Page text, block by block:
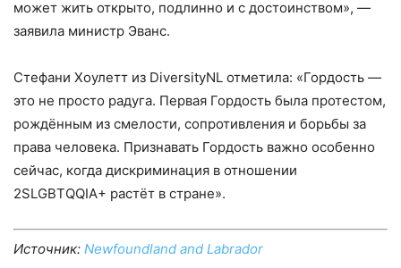
может жить открыто, подлинно и с достоинством», —
заявила министр Эванс.
Стефани Хоулетт из DiversityNL отметила: «Гордость —
это не просто радуга. Первая Гордость была протестом,
рождённым из смелости, сопротивления и борьбы за
права человека. Признавать Гордость важно особенно
сейчас, когда дискриминация в отношении
2SLGBTQQIA+ растёт в стране».
Источник: Newfoundland and Labrador